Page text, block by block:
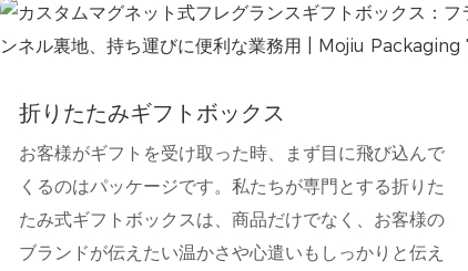
折りたたみギフトボックス
お客様がギフトを受け取った時、まず目に飛び込んで
くるのはパッケージです。私たちが専門とする折りた
たみ式ギフトボックスは、商品だけでなく、お客様の
ブランドが伝えたい温かさや心遣いもしっかりと伝え